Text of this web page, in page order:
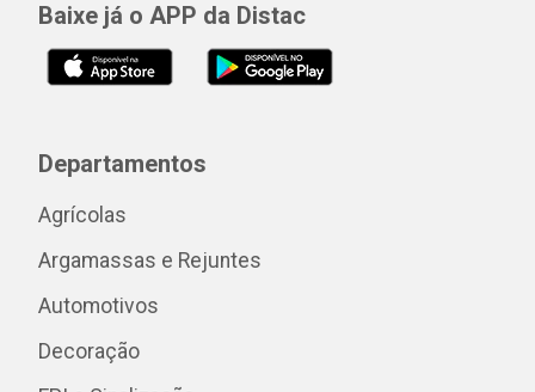
Baixe já o APP da Distac
Departamentos
Agrícolas
Argamassas e Rejuntes
Automotivos
Decoração